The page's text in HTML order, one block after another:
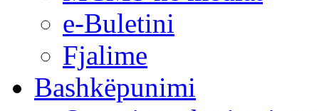
e-Buletini
Fjalime
Bashkëpunimi